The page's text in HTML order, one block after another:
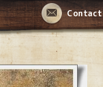
Contact